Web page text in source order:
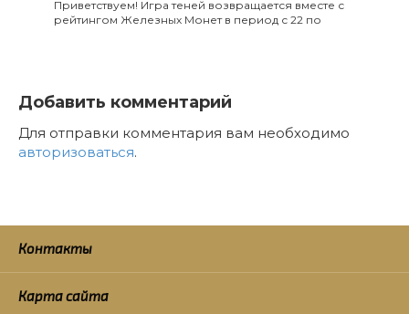
Приветствуем! Игра теней возвращается вместе с
рейтингом Железных Монет в период с 22 по
Добавить комментарий
Для отправки комментария вам необходимо
авторизоваться.
Контакты
Карта сайта